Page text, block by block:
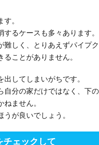
。
るケースも多々あります。
難しく、とりあえずパイプ
ことがありません。
してしまいがちです。
分の家だけではなく、下
ません。
うが良いでしょう。
チェックして